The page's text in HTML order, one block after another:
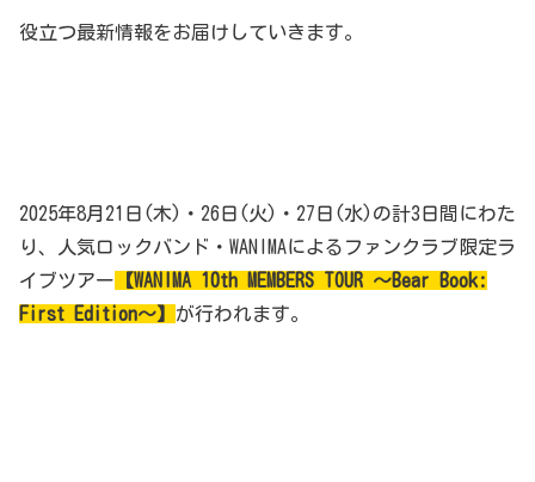
役立つ最新情報をお届けしていきます。
2025年8月21日(木)・26日(火)・27日(水)の計3日間にわた
り、人気ロックバンド・WANIMAによるファンクラブ限定ラ
イブツアー 【WANIMA 10th MEMBERS TOUR 〜Bear Book:
First Edition〜】 が行われます。